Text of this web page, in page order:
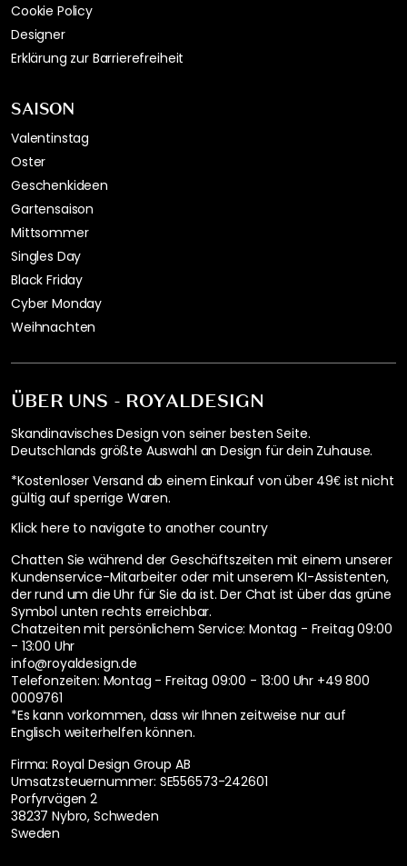
ÜBER UNS - ROYALDESIGN
Skandinavisches Design von seiner besten Seite.
Deutschlands größte Auswahl an Design für dein Zuhause.
*Kostenloser Versand ab einem Einkauf von über 49€ ist nicht
gültig auf sperrige Waren.
Klick here to navigate to another country
Chatten Sie während der Geschäftszeiten mit einem unserer
Kundenservice-Mitarbeiter oder mit unserem KI-Assistenten,
der rund um die Uhr für Sie da ist. Der Chat ist über das grüne
Symbol unten rechts erreichbar.
Chatzeiten mit persönlichem Service: Montag - Freitag 09:00
- 13:00 Uhr
info@royaldesign.de
Telefonzeiten: Montag - Freitag 09:00 - 13:00 Uhr +49 800
0009761
*Es kann vorkommen, dass wir Ihnen zeitweise nur auf
Englisch weiterhelfen können.
Firma: Royal Design Group AB
Umsatzsteuernummer: SE556573-242601
Porfyrvägen 2
38237 Nybro, Schweden
Sweden
Cookie Policy
Designer
Erklärung zur Barrierefreiheit
SAISON
Valentinstag
Oster
Geschenkideen
Gartensaison
Mittsommer
Singles Day
Black Friday
Cyber Monday
Weihnachten